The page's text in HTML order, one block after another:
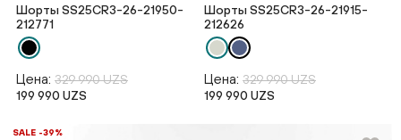
Шорты SS25CR3-26-21950-
212771
Цена: 329 990 UZS
199 990 UZS
Шорты SS25CR3-26-21915-
212626
Цена: 329 990 UZS
199 990 UZS
SALE -39%